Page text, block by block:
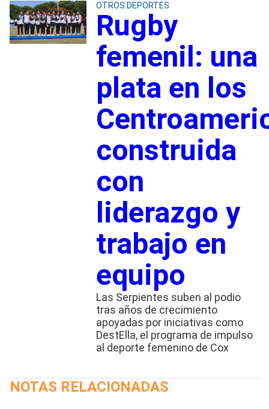
OTROS DEPORTES
Rugby
femenil: una
plata en los
construida
con
liderazgo y
trabajo en
equipo
Las Serpientes suben al podio
tras años de crecimiento
apoyadas por iniciativas como
DestElla, el programa de impulso
al deporte femenino de Cox
NOTAS RELACIONADAS